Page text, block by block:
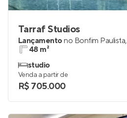
Tarraf Studios
Lançamentono Bonfim Paulista,
48 m²
studio
Venda a partir de
R$ 705.000